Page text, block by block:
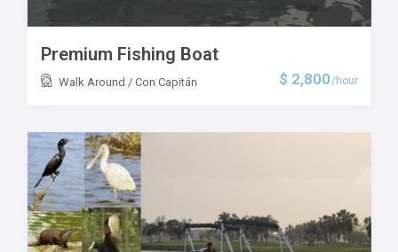
$ 2,800/hour
Premium Fishing Boat
Walk Around / Con Capitán